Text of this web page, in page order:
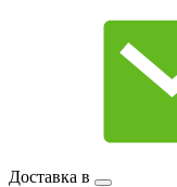
Доставка в